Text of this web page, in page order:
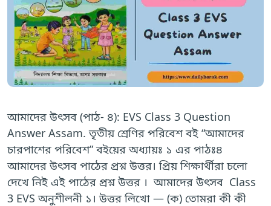
আমাদের উৎসব (পাঠ- ৪): EVS Class 3 Question
Answer Assam. তৃতীয় শ্রেণির পরিবেশ বই “আমাদের
চারপাশের পরিবেশ” বইয়ের অধ্যায়ঃ ১ এর পাঠঃ৪
আমাদের উৎসব পাঠের প্রশ্ন উত্তর। প্রিয় শিক্ষার্থীরা চলো
দেখে নিই এই পাঠের প্রশ্ন উত্তর । আমাদের উৎসব Class
3 EVS অনুশীলনী ১। উত্তর লিখো — (ক) তোমরা কী কী